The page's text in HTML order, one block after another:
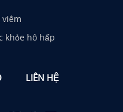
viêm
khỏe hô hấp
LIÊN HỆ